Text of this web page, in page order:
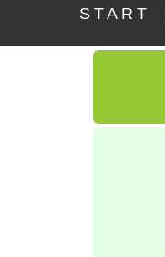
START